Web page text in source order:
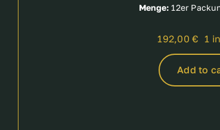
Menge: 12er
192,00€ 1
Add to